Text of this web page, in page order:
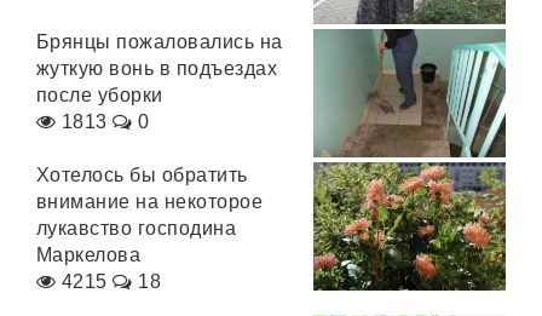
Брянцы пожаловались на
жуткую вонь в подъездах
после уборки
1813
0
Хотелось бы обратить
внимание на некоторое
лукавство господина
Маркелова
4215
18